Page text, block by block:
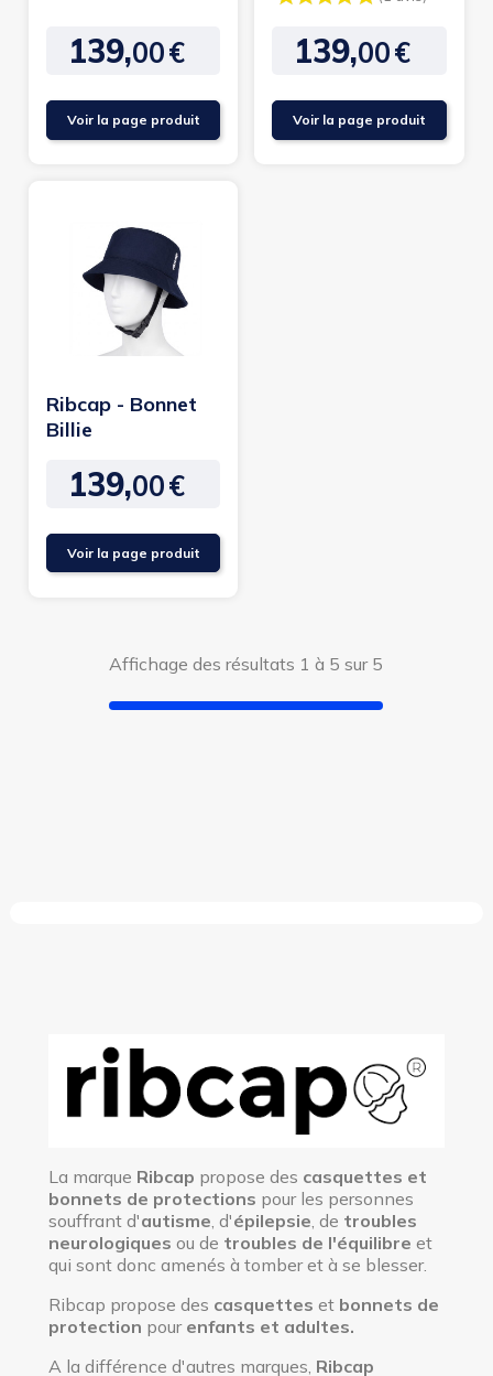
Prix
139,00€
Voir la page produit
Prix
139,00€
Voir la page produit
Ribcap - Bonnet
Billie
Prix
139,00€
Voir la page produit
Affichage des résultats 1 à 5 sur 5
La marque Ribcap propose des casquettes et
bonnets de protections pour les personnes
souffrant d'autisme, d'épilepsie, de troubles
neurologiques ou de troubles de l'équilibreet
qui sont donc amenés à tomber et à se blesser.
Ribcap propose des casquetteset bonnets de
protection pour enfants et adultes.
A la différence d'autres marques, Ribcap